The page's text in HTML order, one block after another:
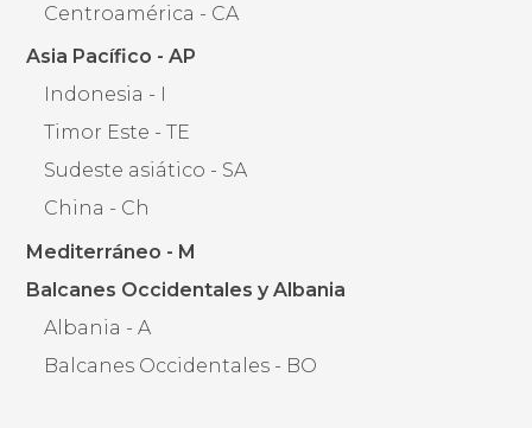
Centroamérica - CA
Asia Pacífico - AP
Indonesia - I
Timor Este - TE
Sudeste asiático - SA
China - Ch
Mediterráneo - M
Balcanes Occidentales y Albania
Albania - A
Balcanes Occidentales - BO